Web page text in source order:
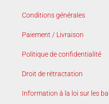
Conditions générales
Paiement / Livraison
Politique de confidentialité
Droit de rétractation
Information à la loi sur les